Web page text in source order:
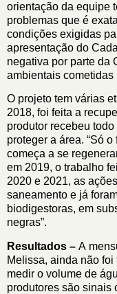
orientação da equipe
problemas que é
condições exigidas
apresentação do
negativa por parte da
ambientais cometidas
O projeto tem várias
2018, foi feita a
produtor recebeu
proteger a área. “Só
começa a se
em 2019, o trabalho
2020 e 2021, as
saneamento e já
biodigestoras, em
negras”.
Resultados – A
Melissa, ainda não
medir o volume de
produtores são sinais